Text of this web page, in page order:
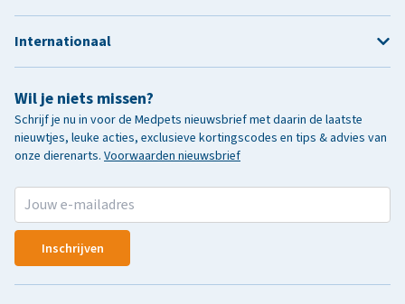
Wil je niets missen?
Schrijf je nu in voor de Medpets nieuwsbrief met daarin de laatste
nieuwtjes, leuke acties, exclusieve kortingscodes en tips & advies van
onze dierenarts. Voorwaarden nieuwsbrief
Inschrijven
Internationaal